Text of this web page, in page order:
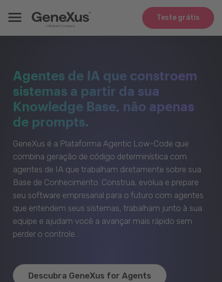
Teste grátis
Agentes de IA que constroem
sistemas a partir da sua
Knowledge Base, não apenas
de prompts.
GeneXus é a Plataforma Agentic Low-Code que
combina geração de código determinística com
agentes de IA que trabalham diretamente sobre sua
Base de Conhecimento. Construa, evolua e prepare
seu software empresarial para o futuro com agentes
que entendem seus sistemas, trabalham junto à sua
equipe e ajudam você a avançar mais rápido sem
perder o controle.
Descubra GeneXus for Agents